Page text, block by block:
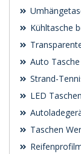
Kühltasche
Auto
Strand-
LED
Taschen